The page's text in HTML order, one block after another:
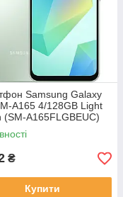
Samsung Galaxy
A165 4/128GB Light
(SM-A165FLGBEUC)
₴
Купити